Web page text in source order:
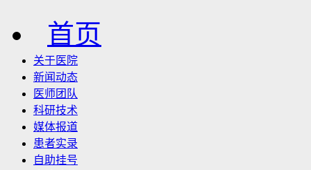
首页
关于医院
新闻动态
医师团队
科研技术
媒体报道
患者实录
自助挂号